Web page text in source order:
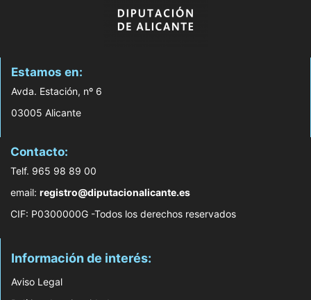
Estamos en:
Avda. Estación, nº 6
03005 Alicante
Contacto:
Telf. 965 98 89 00
email: registro@diputacionalicante.es
CIF: P0300000G -Todos los derechos reservados
Información de interés:
Aviso Legal